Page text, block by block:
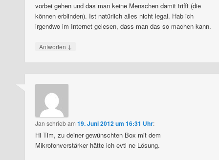
vorbei gehen und das man keine Menschen damit trifft (die
können erblinden). Ist natürlich alles nicht legal. Hab ich
irgendwo im Internet gelesen, dass man das so machen kann.
Antworten ↓
Jan schriebam19. Juni 2012 um 16:31 Uhr:
Hi Tim, zu deiner gewünschten Box mit dem
Mikrofonverstärker hätte ich evtl ne Lösung.